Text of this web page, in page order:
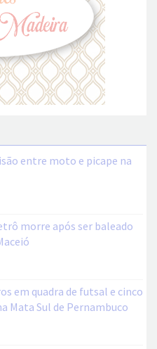
entre moto e picape na
morre após ser baleado
em quadra de futsal e cinco
Mata Sul de Pernambuco